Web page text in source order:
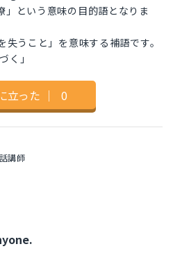
という意味の目的語となりま
うこと」を意味する補語です。
く」
立った ｜ 0
講師